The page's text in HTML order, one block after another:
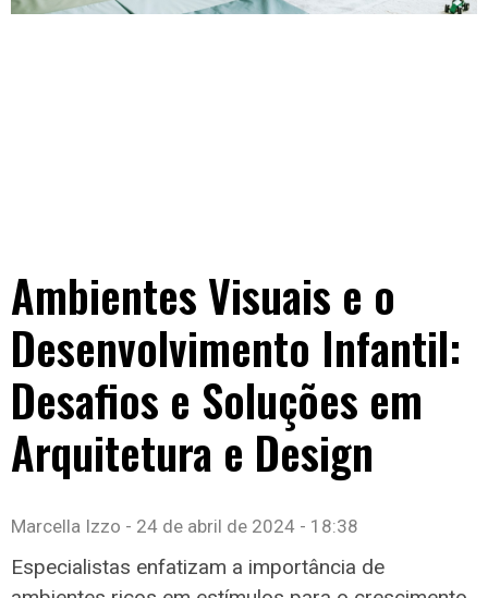
Ambientes Visuais e o
Desenvolvimento Infantil:
Desafios e Soluções em
Arquitetura e Design
Marcella Izzo 24 de abril de 2024 18:38
Especialistas enfatizam a importância de